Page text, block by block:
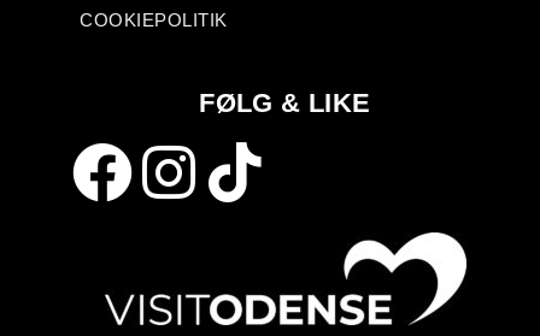
COOKIEPOLITIK
FØLG & LIKE